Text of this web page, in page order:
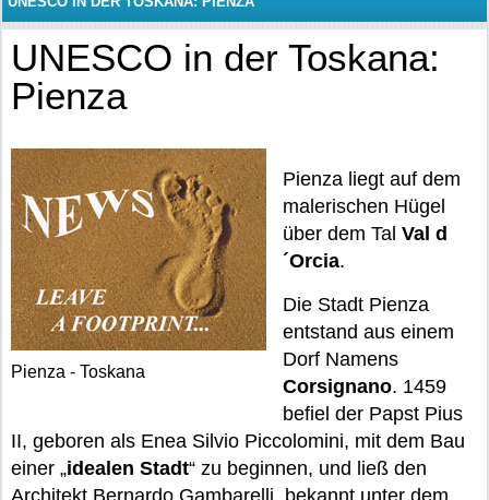
UNESCO in der Toskana:
Pienza
Pienza - Toskana
Pienza liegt auf dem
malerischen Hügel
über dem Tal Val d
´Orcia.
Die Stadt Pienza
entstand aus einem
Dorf Namens
Corsignano. 1459
befiel der Papst Pius
II, geboren als Enea Silvio Piccolomini, mit dem Bau
einer „idealen Stadt“ zu beginnen, und ließ den
Architekt Bernardo Gambarelli, bekannt unter dem